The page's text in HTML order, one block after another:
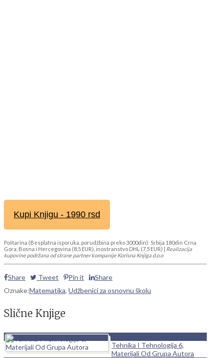
Kupi Knjigu - 1990 rsd
Poštarina (Besplatna isporuka, porudžbina preko 3000din): Srbija 180din Crna
Gora, Bosna i Hercegovina (8,5 EUR), inostranstvo DHL (7,5 EUR) | Realizacija
kupovine podržana od strane partner kompanije Korisna Knjiga d.o.o
Share Tweet Pin it
Share
Oznake:Matematika, Udžbenici za osnovnu školu
Slične Knjige
Tehnika I Tehnologija 6,
Materijali Od Grupa Autora